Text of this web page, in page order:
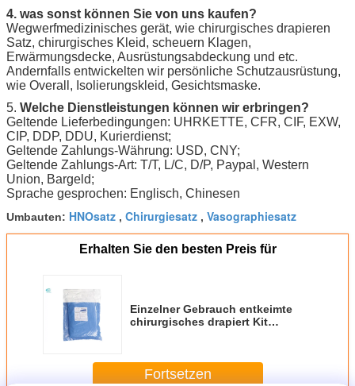
4. was sonst können Sie von uns kaufen?
Wegwerfmedizinisches gerät, wie chirurgisches drapieren
Satz, chirurgisches Kleid, scheuern Klagen,
Erwärmungsdecke, Ausrüstungsabdeckung und etc.
Andernfalls entwickelten wir persönliche Schutzausrüstung,
wie Overall, Isolierungskleid, Gesichtsmaske.
5. Welche Dienstleistungen können wir erbringen?
Geltende Lieferbedingungen: UHRKETTE, CFR, CIF, EXW,
CIP, DDP, DDU, Kurierdienst;
Geltende Zahlungs-Währung: USD, CNY;
Geltende Zahlungs-Art: T/T, L/C, D/P, Paypal, Western
Union, Bargeld;
Sprache gesprochen: Englisch, Chinesen
Umbauten: HNOsatz , Chirurgiesatz , Vasographiesatz
Erhalten Sie den besten Preis für
Einzelner Gebrauch entkeimte
chirurgisches drapiert Kit
Fortsetzen